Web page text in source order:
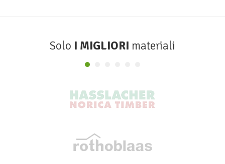
Solo I MIGLIORI materiali